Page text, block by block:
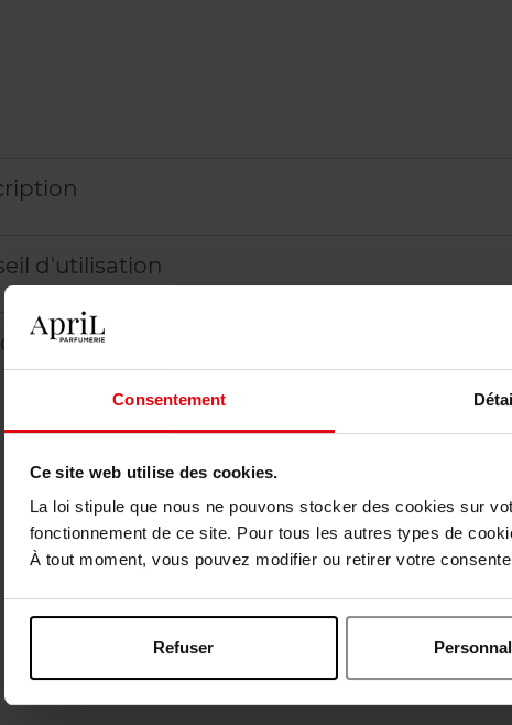
Consentement
Ce site web utilise des cookies.
La loi stipule que nous ne pouvons stocker des cookies sur
fonctionnement de ce site. Pour tous les autres types de
À tout moment, vous pouvez modifier ou retirer votre
Refuser
d'utilisation
Vous